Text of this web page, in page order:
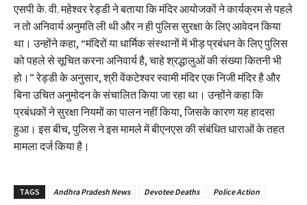
एसपी के. वी. महेश्वर रेड्डी ने बताया कि मंदिर आयोजकों ने कार्यक्रम से पहले
न तो अनिवार्य अनुमति ली थी और न ही पुलिस सुरक्षा के लिए आवेदन किया
था। उन्होंने कहा, “मंदिरों या धार्मिक संस्थानों में भीड़ प्रबंधन के लिए पुलिस
को पहले से सूचित करना अनिवार्य है, चाहे श्रद्धालुओं की संख्या कितनी भी
हो।” रेड्डी के अनुसार, श्री वेंकटेश्वर स्वामी मंदिर एक निजी मंदिर है और
बिना उचित अनुमोदन के संचालित किया जा रहा था। उन्होंने कहा कि
प्रबंधकों ने सुरक्षा नियमों का पालन नहीं किया, जिसके कारण यह हादसा
हुआ। इस बीच, पुलिस ने इस मामले में बीएनएस की संबंधित धाराओं के तहत
मामला दर्ज किया है।
TAGS Andhra Pradesh News Devotee Deaths
Police Action